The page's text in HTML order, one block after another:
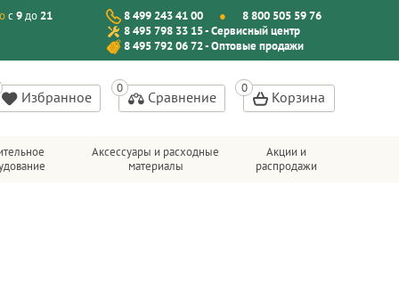
с9до 21 8 499 243 41 00
8 800 505 59 76
8 495 798 33 15 - Сервисный центр
8 495 792 06 72 - Оптовые продажи
Избранное Сравнение Корзина
Аксессуары и расходные
материалы
Акции и
распродажи